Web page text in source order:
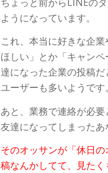
ようになっています。
これ、本当に好きな企
ほしい」とか「キャン
達になった企業の投稿
ユーザーも多いようです。
あと、業務で連絡が必
友達になってしまったあ
そのオッサンが「休日
稿なんかしてて、見たく